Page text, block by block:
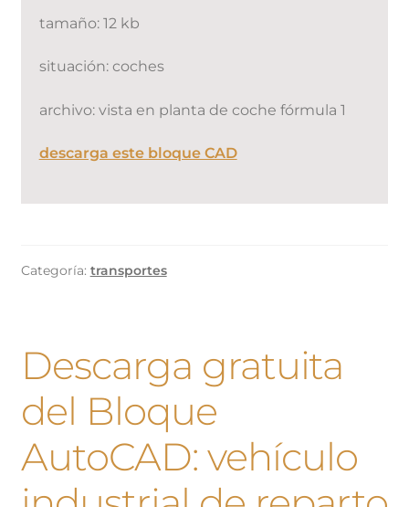
tamaño: 12 kb
situación: coches
archivo: vista en planta de coche fórmula 1
descarga este bloque CAD
Categoría: transportes
Descarga gratuita
del Bloque
AutoCAD: vehículo